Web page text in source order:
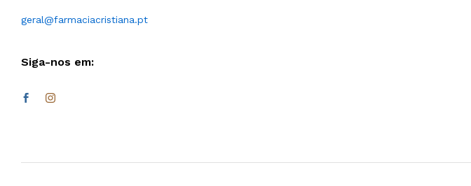
geral@farmaciacristiana.pt
Siga-nos em: